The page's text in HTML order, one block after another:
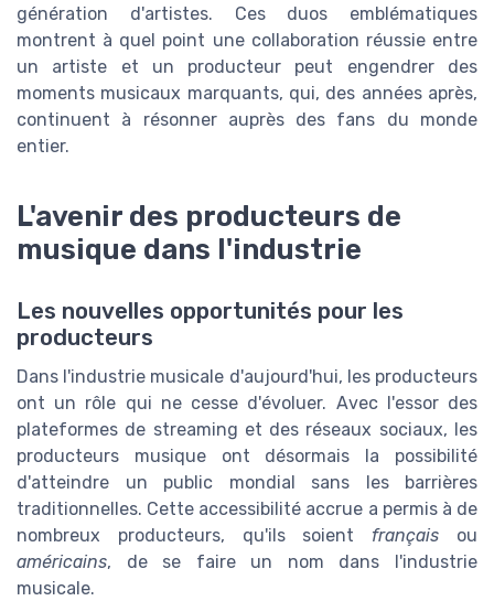
génération d'artistes. Ces duos emblématiques
montrent à quel point une collaboration réussie entre
un artiste et un producteur peut engendrer des
moments musicaux marquants, qui, des années après,
continuent à résonner auprès des fans du monde
entier.
L'avenir des producteurs de
musique dans l'industrie
Les nouvelles opportunités pour les
producteurs
Dans l'industrie musicale d'aujourd'hui, les producteurs
ont un rôle qui ne cesse d'évoluer. Avec l'essor des
plateformes de streaming et des réseaux sociaux, les
producteurs musique ont désormais la possibilité
d'atteindre un public mondial sans les barrières
traditionnelles. Cette accessibilité accrue a permis à de
nombreux producteurs, qu'ils soient français ou
américains, de se faire un nom dans l'industrie
musicale.